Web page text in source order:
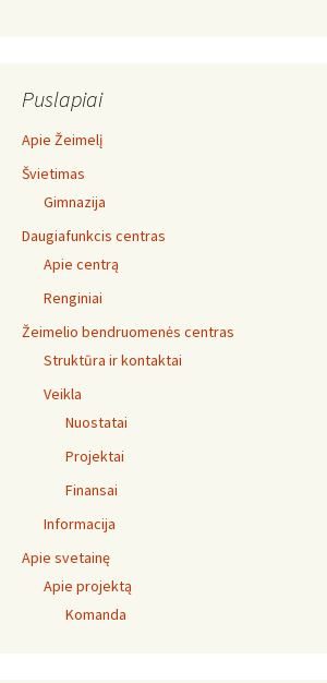
Puslapiai
Apie Žeimelį
Švietimas
Gimnazija
Daugiafunkcis centras
Apie centrą
Renginiai
Žeimelio bendruomenės centras
Struktūra ir kontaktai
Veikla
Nuostatai
Projektai
Finansai
Informacija
Apie svetainę
Apie projektą
Komanda